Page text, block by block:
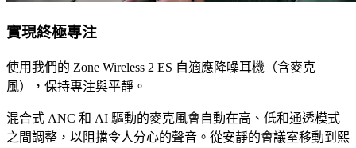
實現終極專注
使用我們的 Zone Wireless 2 ES 自適應降噪耳機（含麥克
風），保持專注與平靜。
混合式 ANC 和 AI 驅動的麥克風會自動在高、低和通透模式
之間調整，以阻擋令人分心的聲音。從安靜的會議室移動到熙